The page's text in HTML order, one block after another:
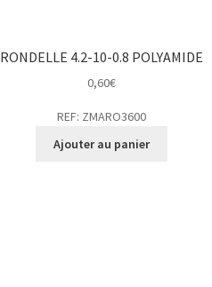
RONDELLE 4.2-10-0.8 POLYAMIDE
0,60€
REF: ZMARO3600
Ajouter au panier